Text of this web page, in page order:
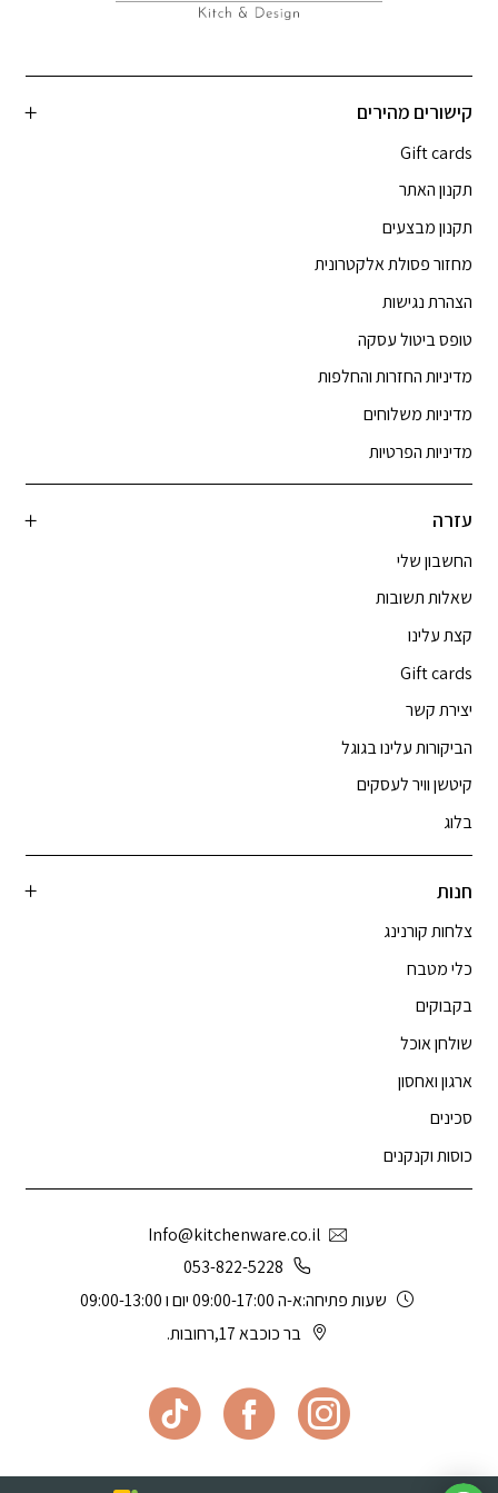
קישורים מהירים
Gift cards
תקנון האתר
תקנון מבצעים
מחזור פסולת אלקטרונית
הצהרת נגישות
טופס ביטול עסקה
מדיניות החזרות והחלפות
מדיניות משלוחים
מדיניות הפרטיות
עזרה
החשבון שלי
שאלות תשובות
קצת עלינו
Gift cards
יצירת קשר
הביקורות עלינו בגוגל
קיטשן וויר לעסקים
בלוג
חנות
צלחות קורנינג
כלי מטבח
בקבוקים
שולחן אוכל
ארגון ואחסון
סכינים
כוסות וקנקנים
Info@kitchenware.co.il
053-822-5228
שעות פתיחה:א-ה 09:00-17:00 יום ו 09:00-13:00
בר כוכבא 17,רחובות.